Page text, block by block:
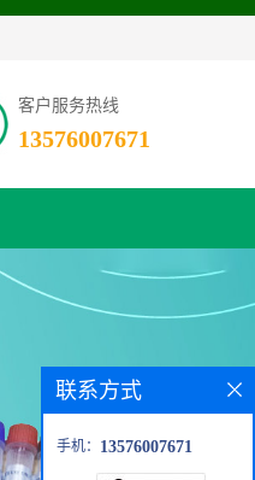
客户服务热线
13576007671
联系方式
手机： 13576007671